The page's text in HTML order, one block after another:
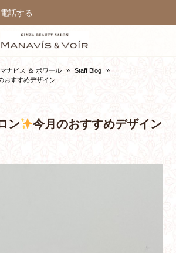
電話する
ナビス ＆ ボワール » Staff Blog
»
おすすめデザイン
ン 今月のおすすめデザイン